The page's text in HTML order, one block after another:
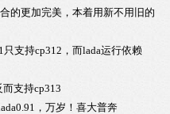
的更加完美，本着用新不用旧的
支持cp312，而lada运行依赖
支持cp313
，万岁！喜大普奔